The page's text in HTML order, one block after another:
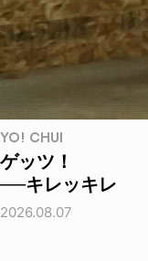
YO! CHUI
ゲッツ！
──キレッキレ
2026.08.07